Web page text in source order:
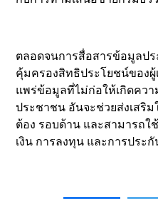
ตลอดจนการสื่อสารข้อมูลป
คุ้มครองสิทธิประโยชน์ของผู้
แพร่ข้อมูลที่ไม่ก่อให้เกิดควา
ประชาชน อันจะช่วยส่งเสริ
ต้อง รอบด้าน และสามารถใ
เงิน การลงทุน และการประ